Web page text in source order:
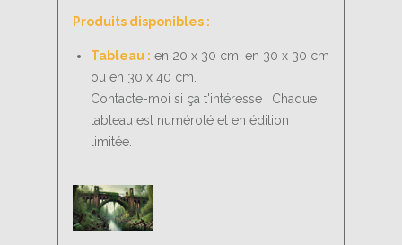
Produits disponibles :
Tableau : en 20 x 30 cm, en 30 x 30 cm
ou en 30 x 40 cm.
Contacte-moi si ça t'intéresse ! Chaque
tableau est numéroté et en édition
limitée.